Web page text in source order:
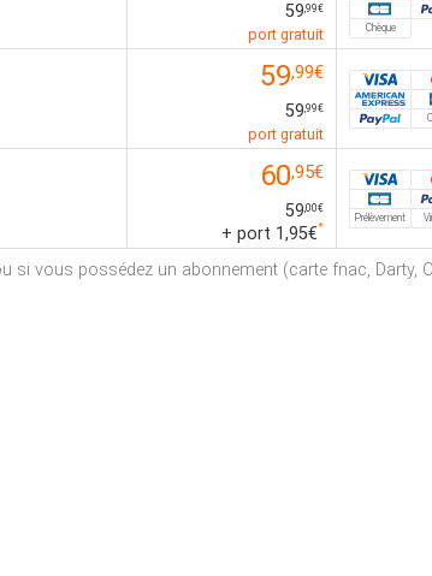
59,99€
port gratuit Chèque
59,99€
59,99€
port gratuit
60,95€
59,00€
+ port 1,95€*
Prélèvement
si vous possédez un abonnement (carte fnac, Darty,